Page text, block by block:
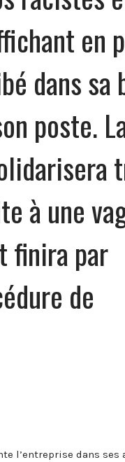
en
dans sa
poste.
à une
finira par
de
l’entreprise dans